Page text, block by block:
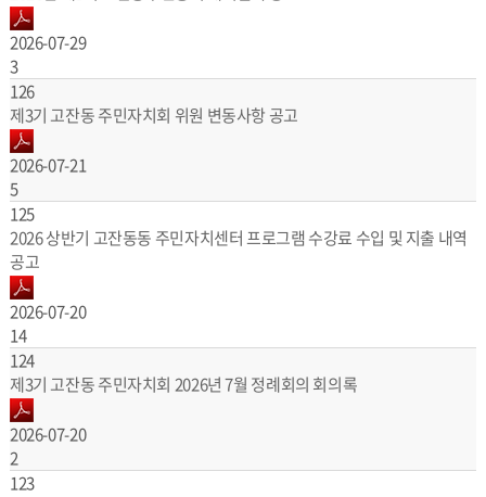
2026-07-29
3
126
제3기 고잔동 주민자치회 위원 변동사항 공고
2026-07-21
5
125
2026 상반기 고잔동동 주민자치센터 프로그램 수강료 수입 및 지출 내역
공고
2026-07-20
14
124
제3기 고잔동 주민자치회 2026년 7월 정례회의 회의록
2026-07-20
2
123